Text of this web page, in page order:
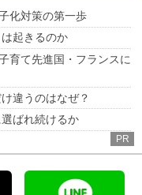
化対策の第一歩
起きるのか
育て先進国・フランスに
違うのはなぜ？
ばれ続けるか
PR